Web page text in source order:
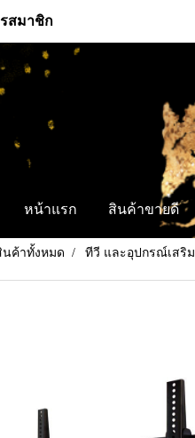
สมาชิก
หน้าแรก สินค้าขายดี
นค้าทั้งหมด ทีวี และอุปกรณ์เสริม